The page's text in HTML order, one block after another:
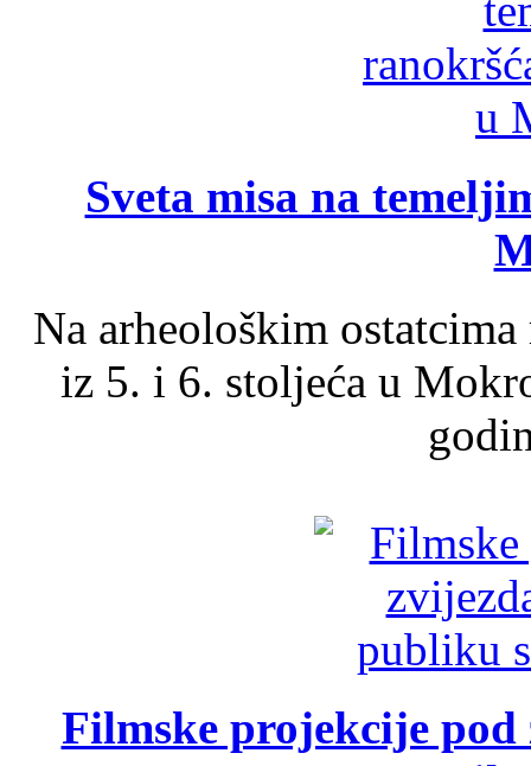
Sveta misa na
Na arheološkim
iz 5. i 6. stoljeća u
Filmske projekcije